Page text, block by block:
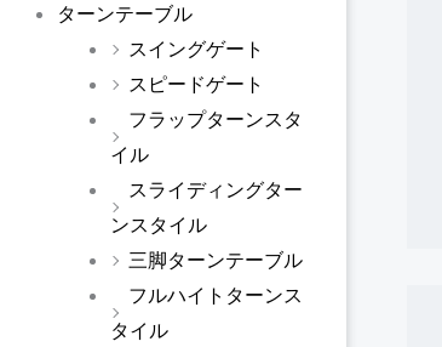
ターンテーブル
スイングゲート
スピードゲート
フラップターンスタ
イル
スライディングター
ンスタイル
三脚ターンテーブル
フルハイトターンス
タイル